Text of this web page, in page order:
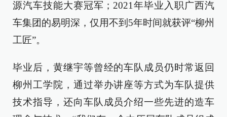
源汽车技能大赛冠军；2021年毕业入职广西汽
车集团的易明深，仅用不到5年时间就获评“柳州
工匠”。
毕业后，黄继宇等曾经的车队成员仍时常返回
柳州工学院，通过举办讲座等方式为车队提供
技术指导，还向车队成员介绍一些先进的造车